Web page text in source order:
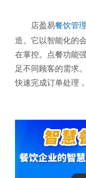
店盈易餐饮管
造。它以智能化的
在掌控。点餐功能
足不同顾客的需求
快速完成订单处理